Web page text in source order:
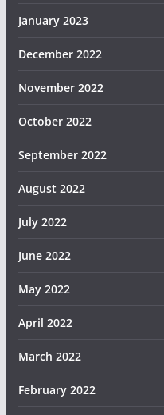
January 2023
December 2022
November 2022
October 2022
September 2022
August 2022
July 2022
June 2022
May 2022
April 2022
March 2022
February 2022